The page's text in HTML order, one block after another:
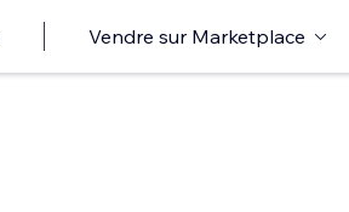
Vendre sur Marketplace